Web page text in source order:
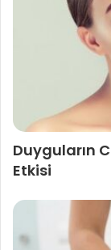
Duyguların
Etkisi